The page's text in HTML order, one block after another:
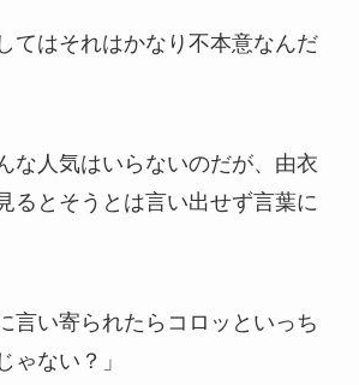
てはそれはかなり不本意なんだ
な人気はいらないのだが、由衣
るとそうとは言い出せず言葉に
言い寄られたらコロッといっち
ゃない？」